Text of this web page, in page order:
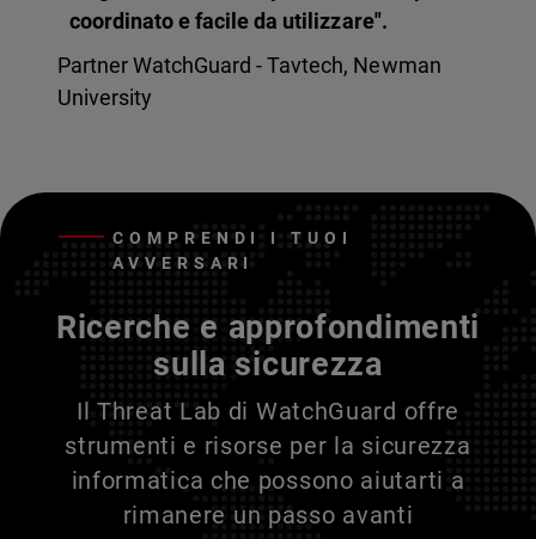
coordinato e facile da utilizzare".
Partner WatchGuard - Tavtech, Newman
University
COMPRENDI I TUOI
AVVERSARI
Ricerche e approfondimenti
sulla sicurezza
Il Threat Lab di WatchGuard offre
strumenti e risorse per la sicurezza
informatica che possono aiutarti a
rimanere un passo avanti